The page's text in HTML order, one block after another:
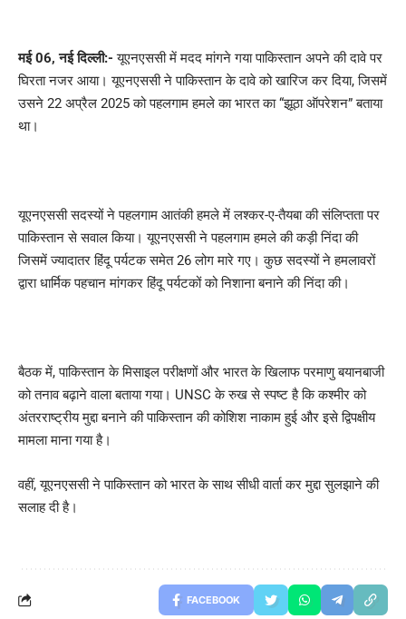
मई 06, नई दिल्ली:- यूएनएससी में मदद मांगने गया पाकिस्तान अपने की दावे पर
घिरता नजर आया। यूएनएससी ने पाकिस्तान के दावे को खारिज कर दिया, जिसमें
उसने 22 अप्रैल 2025 को पहलगाम हमले का भारत का “झूठा ऑपरेशन” बताया
था।
यूएनएससी सदस्यों ने पहलगाम आतंकी हमले में लश्कर-ए-तैयबा की संलिप्तता पर
पाकिस्तान से सवाल किया। यूएनएससी ने पहलगाम हमले की कड़ी निंदा की
जिसमें ज्यादातर हिंदू पर्यटक समेत 26 लोग मारे गए। कुछ सदस्यों ने हमलावरों
द्वारा धार्मिक पहचान मांगकर हिंदू पर्यटकों को निशाना बनाने की निंदा की।
बैठक में, पाकिस्तान के मिसाइल परीक्षणों और भारत के खिलाफ परमाणु बयानबाजी
को तनाव बढ़ाने वाला बताया गया। UNSC के रुख से स्पष्ट है कि कश्मीर को
अंतरराष्ट्रीय मुद्दा बनाने की पाकिस्तान की कोशिश नाकाम हुई और इसे द्विपक्षीय
मामला माना गया है।
वहीं, यूएनएससी ने पाकिस्तान को भारत के साथ सीधी वार्ता कर मुद्दा सुलझाने की
सलाह दी है।
FACEBOOK